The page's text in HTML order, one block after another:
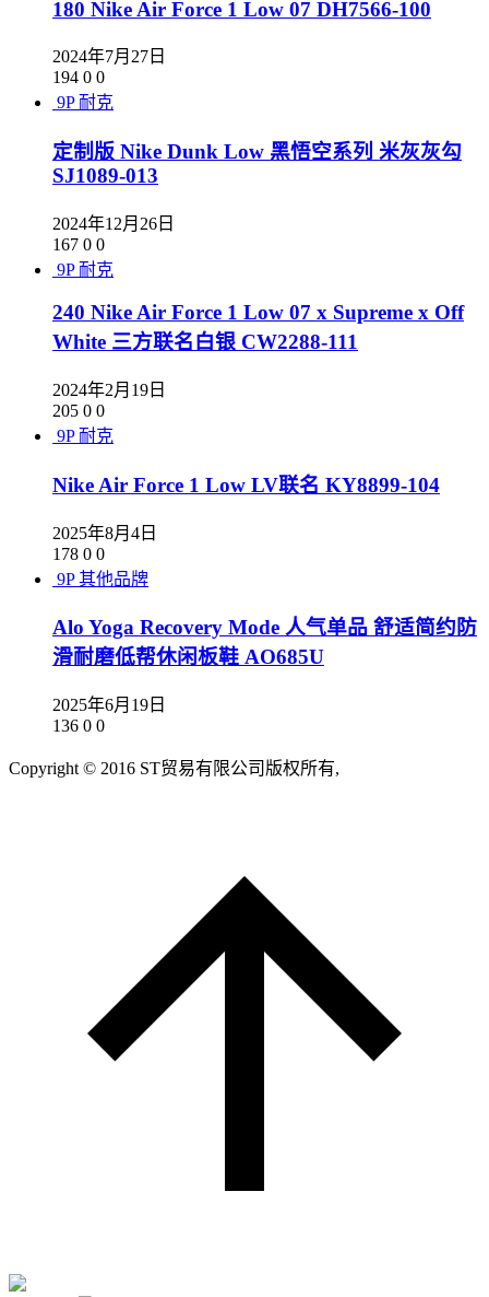
180 Nike Air Force 1 Low 07 DH7566-100
2024年7月27日
194 0 0
9P 耐克
定制版 Nike Dunk Low 黑悟空系列 米灰灰勾
SJ1089-013
2024年12月26日
167 0 0
9P 耐克
240 Nike Air Force 1 Low 07 x Supreme x Off
White 三方联名白银 CW2288-111
2024年2月19日
205 0 0
9P 耐克
Nike Air Force 1 Low LV联名 KY8899-104
2025年8月4日
178 0 0
9P 其他品牌
Alo Yoga Recovery Mode 人气单品 舒适简约防
滑耐磨低帮休闲板鞋 AO685U
2025年6月19日
136 0 0
Copyright © 2016 ST贸易有限公司版权所有,